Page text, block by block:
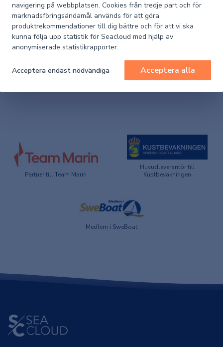
navigering på webbplatsen. Cookies från tredje part och för
marknadsföringsändamål används för att göra
produktrekommendationer till dig bättre och för att vi ska
kunna följa upp statistik för Seacloud med hjälp av
anonymiserade statistikrapporter.
Acceptera endast nödvändiga Acceptera alla
2552291
GRAFFITI REMOVER 750ML
I lager
Pris (exkl. moms) 482 kr
Partner till Team Marin
Huvudleverantör till
Kustbevakningen
Medlem i SweBoat